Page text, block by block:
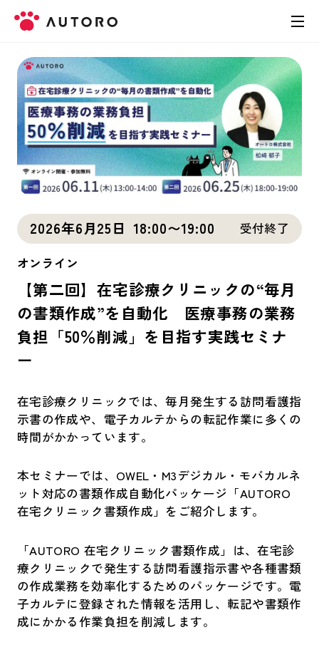
製品
料金
導入事例
お役立ち資料
お問い合わせ
2026年6月25日 18:00〜19:00 受付終了
オンライン
【第二回】在宅診療クリニックの“毎月
の書類作成”を自動化 医療事務の業務
負担「50％削減」を目指す実践セミナ
ー
在宅診療クリニックでは、毎月発生する訪問看護指
示書の作成や、電子カルテからの転記作業に多くの
時間がかかっています。
本セミナーでは、OWEL・M3デジカル・モバカルネ
ット対応の書類作成自動化パッケージ「AUTORO
在宅クリニック書類作成」をご紹介します。
「AUTORO 在宅クリニック書類作成」は、在宅診
療クリニックで発生する訪問看護指示書や各種書類
の作成業務を効率化するためのパッケージです。電
子カルテに登録された情報を活用し、転記や書類作
成にかかる作業負担を削減します。